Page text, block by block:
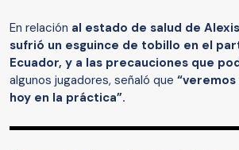
En relación al estado de salud de
sufrió un esguince de tobillo en el
Ecuador, y a las precauciones que
algunos jugadores, señaló que
hoy en la práctica”.